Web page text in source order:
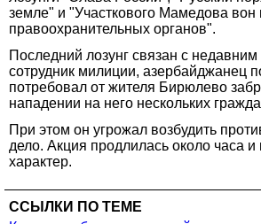
земле" и "Участкового Мамедова вон
правоохранительных органов".
Последний лозунг связан с недавним
сотрудник милиции, азербайджанец
потребовал от жителя Бирюлево
нападении на него нескольких
При этом он угрожал возбудить
дело. Акция продлилась около часа
характер.
ССЫЛКИ ПО ТЕМЕ